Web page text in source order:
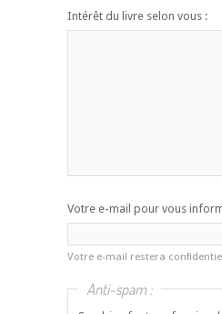
Intérêt du livre selon vous :
Votre e-mail pour vous
Votre e-mail restera
Anti-spam :